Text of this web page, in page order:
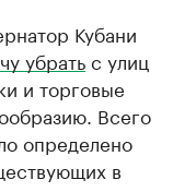
Кубани
убратьс улиц
и торговые
Всего
определено
в